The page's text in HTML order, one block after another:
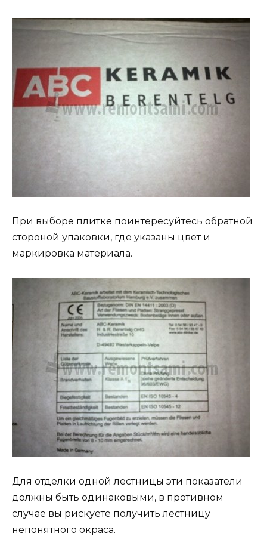
При выборе плитке поинтересуйтесь обратной
стороной упаковки, где указаны цвет и
маркировка материала.
Для отделки одной лестницы эти показатели
должны быть одинаковыми, в противном
случае вы рискуете получить лестницу
непонятного окраса.